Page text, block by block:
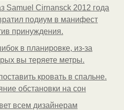
Samuel Cirnansck 2012 года
подиум в манифест
принуждения.
в планировке, из-за
вы теряете метры.
кровать в спальне.
обстановки на сон
всем дизайнерам